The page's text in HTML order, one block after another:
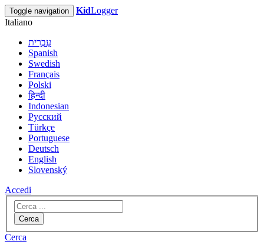
Toggle navigation KidLogger
Italiano
עִבְרִית
Spanish
Swedish
Français
Polski
हिन्दी
Indonesian
Русский
Türkçe
Portuguese
Deutsch
English
Slovenský
Accedi
Cerca
Cerca